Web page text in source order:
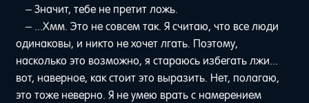
– Значит, тебе не претит ложь.
– ...Хмм. Это не совсем так. Я считаю, что все люди
одинаковы, и никто не хочет лгать. Поэтому,
насколько это возможно, я стараюсь избегать лжи...
вот, наверное, как стоит это выразить. Нет, полагаю,
это тоже неверно. Я не умею врать с намерением